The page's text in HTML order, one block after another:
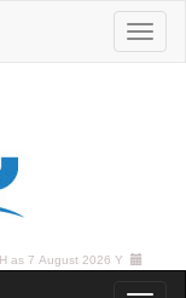
as7 August 2026 Y |